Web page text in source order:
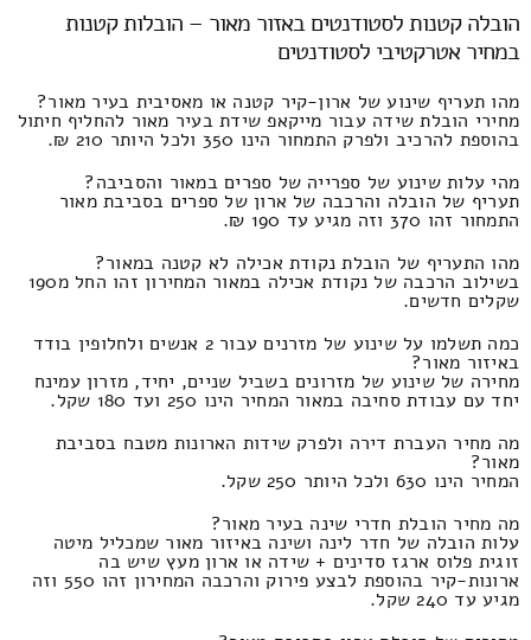
הובלה קטנות לסטודנטים באזור מאור – הובלות קטנות
במחיר אטרקטיבי לסטודנטים
מהו תעריף שינוע של ארון-קיר קטנה או מאסיבית בעיר מאור?
מחירי הובלת שידה עבור מייקאפ שידת בעיר מאור להחליף חיתול
בהוספת להרכיב ולפרק התמחור הינו 350 ולכל היותר 210 ₪.
מהי עלות שינוע של ספרייה של ספרים במאור והסביבה?
תעריף של הובלה והרכבה של ארון של ספרים בסביבת מאור
התמחור זהו 370 וזה מגיע עד 190 ₪.
מהו התעריף של הובלת נקודת אכילה לא קטנה במאור?
בשילוב הרכבה של נקודת אכילה במאור המחירון זהו החל מ190
שקלים חדשים.
כמה תשלמו על שינוע של מזרנים עבור 2 אנשים ולחלופין בודד
באיזור מאור?
מחירה של שינוע של מזרונים בשביל שניים, יחיד, מזרון עמינח
יחד עם עבודת סחיבה במאור המחיר הינו 250 ועד 180 שקל.
מה מחיר העברת דירה ולפרק שידות הארונות מטבח בסביבת
מאור?
המחיר הינו 630 ולכל היותר 250 שקל.
מה מחיר הובלת חדרי שינה בעיר מאור?
עלות הובלה של חדר לינה ושינה באיזור מאור שמכליל מיטה
זוגית פלוס ארגז סדינים + שידה או ארון מעץ שיש בה
ארונות-קיר בהוספת לבצע פירוק והרכבה המחירון זהו 550 וזה
מגיע עד 240 שקל.